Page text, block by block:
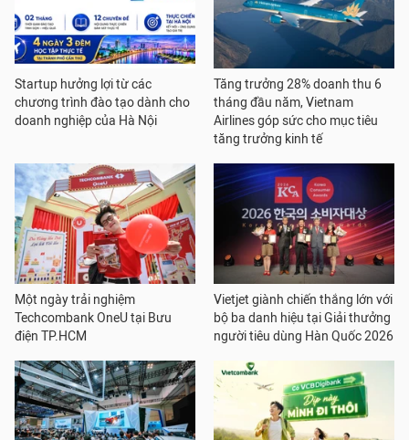
Startup hưởng lợi từ các
chương trình đào tạo dành cho
doanh nghiệp của Hà Nội
Tăng trưởng 28% doanh thu 6
tháng đầu năm, Vietnam
Airlines góp sức cho mục tiêu
tăng trưởng kinh tế
Một ngày trải nghiệm
Techcombank OneU tại Bưu
điện TP.HCM
Vietjet giành chiến thắng lớn với
bộ ba danh hiệu tại Giải thưởng
người tiêu dùng Hàn Quốc 2026